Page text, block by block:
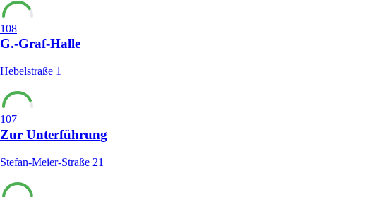
108
G.-Graf-Halle
Hebelstraße 1
107
Zur Unterführung
Stefan-Meier-Straße 21